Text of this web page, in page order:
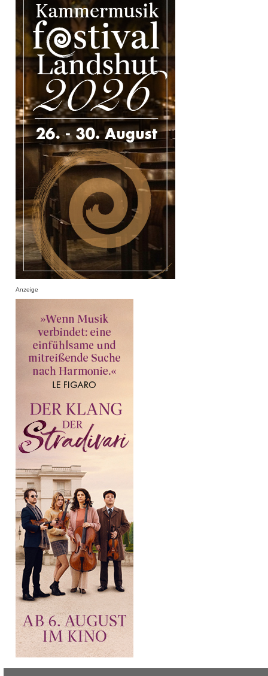
Anzeige